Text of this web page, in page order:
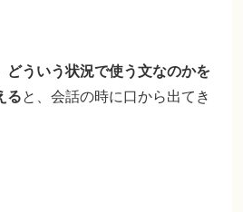
どういう状況で使う文なのかを
ると、会話の時に口から出てき